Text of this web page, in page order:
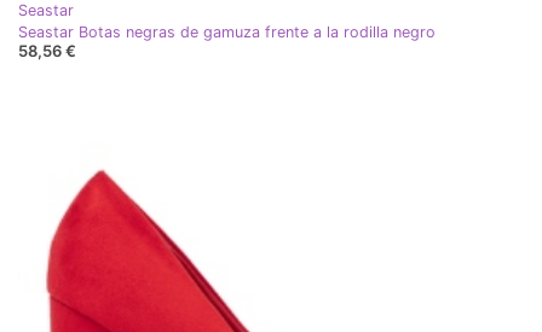
Seastar
Seastar Botas negras de gamuza frente a la rodilla negro
58,56 €